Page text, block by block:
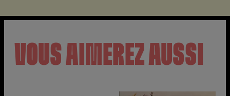
VOUS AIMEREZ AUSSI